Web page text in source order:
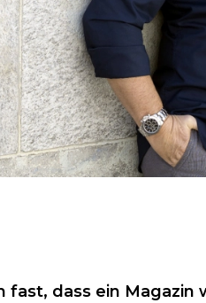
fast, dass ein Magazin